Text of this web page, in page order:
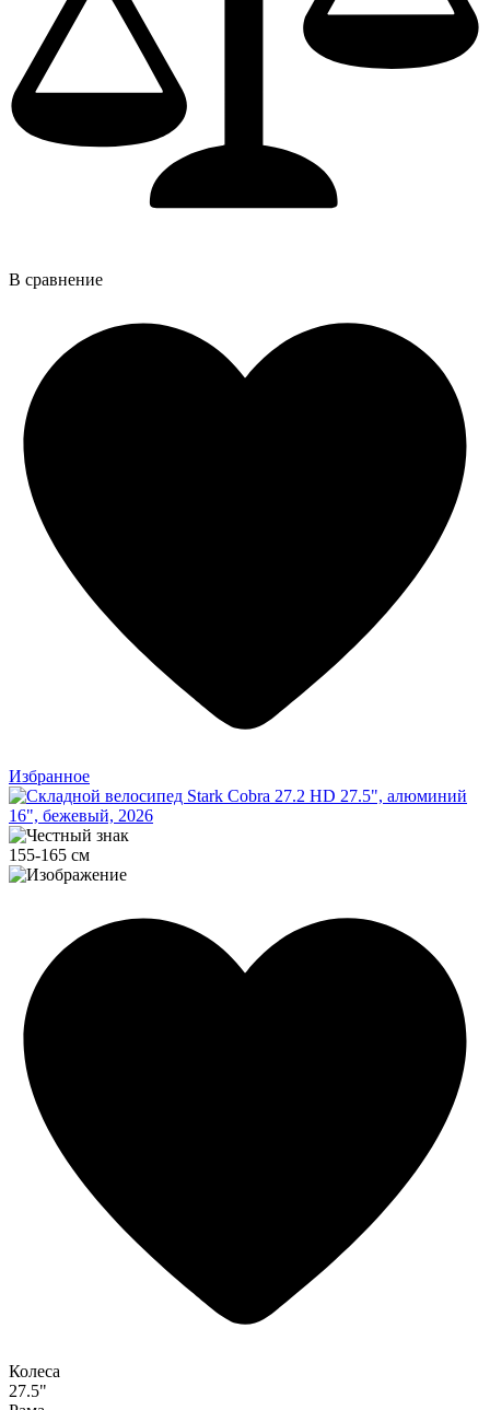
В сравнение
Избранное
155-165 см
Колеса
27.5"